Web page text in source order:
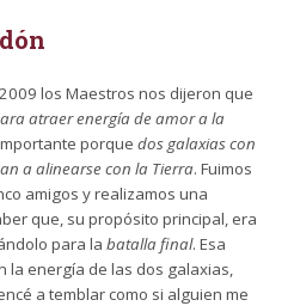
los Maestros nos dijeron que
atraer energía de amor a la
porque dos galaxias con
a alinearse con la Tierra. Fuimos
amigos y realizamos una
que, su propósito principal, era
para la batalla final. Esa
la energía de las dos galaxias,
a temblar como si alguien me